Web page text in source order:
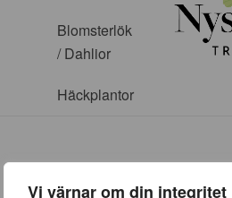
Vi värnar om din integritet
Blomsterlök
/ Dahlior
Häckplantor